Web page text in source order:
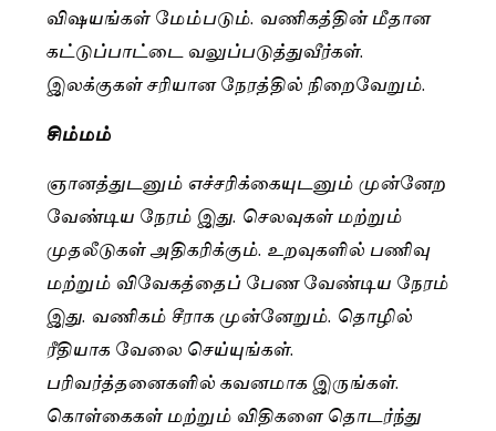
விஷயங்கள் மேம்படும். வணிகத்தின் மீதான
கட்டுப்பாட்டை வலுப்படுத்துவீர்கள்.
இலக்குகள் சரியான நேரத்தில் நிறைவேறும்.
சிம்மம்
ஞானத்துடனும் எச்சரிக்கையுடனும் முன்னேற
வேண்டிய நேரம் இது. செலவுகள் மற்றும்
முதலீடுகள் அதிகரிக்கும். உறவுகளில் பணிவு
மற்றும் விவேகத்தைப் பேண வேண்டிய நேரம்
இது. வணிகம் சீராக முன்னேறும். தொழில்
ரீதியாக வேலை செய்யுங்கள்.
பரிவர்த்தனைகளில் கவனமாக இருங்கள்.
கொள்கைகள் மற்றும் விதிகளை தொடர்ந்து